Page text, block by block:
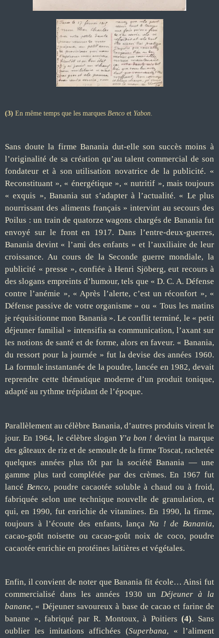
(3) En même temps que les marques Benco et Yabon.
Sans doute la firme Banania dut-elle son succès moins à
l’originalité de sa création qu’au talent commercial de son
fondateur et à son utilisation novatrice de la publicité. «
Reconstituant », « énergétique », « nutritif », mais toujours
« exquis », Banania sut s’adapter à l’actualité. « Le plus
nourrissant des aliments français » intervint au secours des
Poilus : un train de quatorze wagons chargés de Banania fut
envoyé sur le front en 1917. Dans l’entre-deux-guerres,
Banania devint « l’ami des enfants » et l’auxiliaire de leur
croissance. Au cours de la Seconde guerre mondiale, la
publicité « presse », confiée à Henri Sjöberg, eut recours à
des slogans empreints d’humour, tels que « D. C. A. Défense
contre l’anémie », « Après l’alerte, c’est un réconfort », «
Défense passive de votre organisme » ou « Tous les matins
je réquisitionne mon Banania ». Le conflit terminé, le « petit
déjeuner familial » intensifia sa communication, l’axant sur
les notions de santé et de forme, alors en faveur. « Banania,
du ressort pour la journée » fut la devise des années 1960.
La formule instantanée de la poudre, lancée en 1982, devait
reprendre cette thématique moderne d’un produit tonique,
adapté au rythme trépidant de l’époque.
Parallèlement au célèbre Banania, d’autres produits virent le
jour. En 1964, le célèbre slogan Y’a bon ! devint la marque
des gâteaux de riz et de semoule de la firme Toscat, rachetée
quelques années plus tôt par la société Banania — une
gamme plus tard complétée par des crèmes. En 1967 fut
lancé Benco, poudre cacaotée soluble à chaud ou à froid,
fabriquée selon une technique nouvelle de granulation, et
qui, en 1990, fut enrichie de vitamines. En 1990, la firme,
toujours à l’écoute des enfants, lança Na ! de Banania,
cacao-goût noisette ou cacao-goût noix de coco, poudre
cacaotée enrichie en protéines laitières et végétales.
Enfin, il convient de noter que Banania fit école… Ainsi fut
commercialisé dans les années 1930 un Déjeuner à la
banane, « Déjeuner savoureux à base de cacao et farine de
banane », fabriqué par R. Montoux, à Poitiers (4). Sans
oublier les imitations affichées (Superbana, « l’aliment